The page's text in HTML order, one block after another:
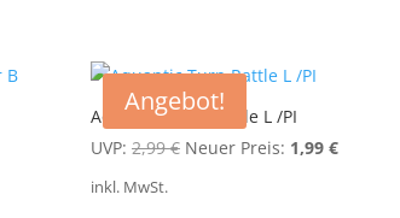
Angebot!
Aquantic Turn Rattle L /PI
UVP: 2,99€ Ursprünglicher
Neuer Preis: 1,99 €Aktueller
inkl. MwSt.